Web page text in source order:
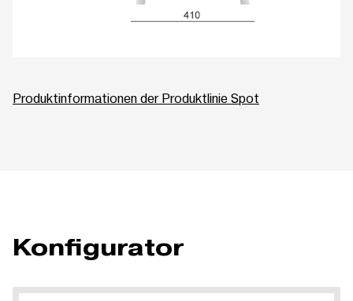
Produktinformationen der Produktlinie Spot
Konfigurator